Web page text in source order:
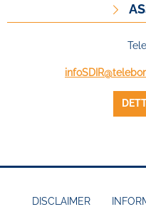
DISCLAIMER